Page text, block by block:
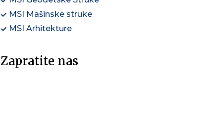
MSI Mašinske struke
MSI Arhitekture
Zapratite nas